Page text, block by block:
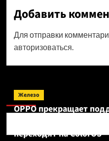
Добавить
Для отправки
авторизоваться.
Поиск
Железо
OPPO прекращает
Realme UI — OnePlus
переходят на ColorOS